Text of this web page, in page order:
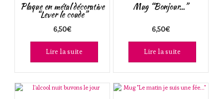
Plaque en métal décorative
“Lever le coude”
6,50€
Lire la suite
Mug “Bonjour…”
6,50€
Lire la suite